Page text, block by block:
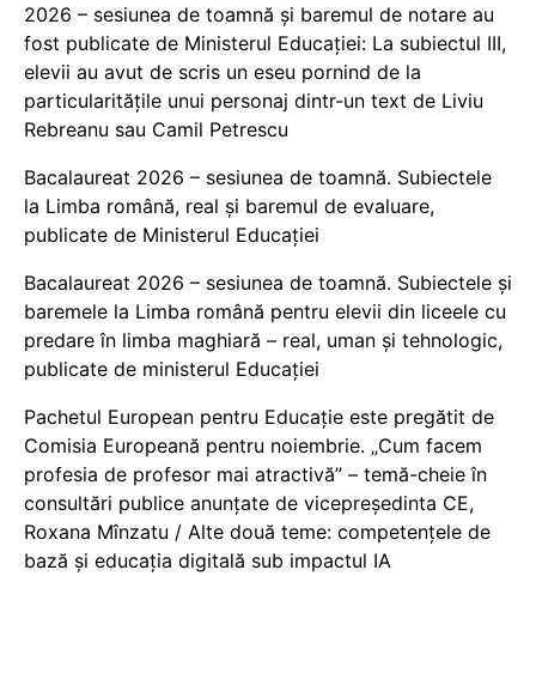
2026 – sesiunea de toamnă și baremul de notare au
fost publicate de Ministerul Educației: La subiectul III,
elevii au avut de scris un eseu pornind de la
particularitățile unui personaj dintr-un text de Liviu
Rebreanu sau Camil Petrescu
Bacalaureat 2026 – sesiunea de toamnă. Subiectele
la Limba română, real și baremul de evaluare,
publicate de Ministerul Educației
Bacalaureat 2026 – sesiunea de toamnă. Subiectele și
baremele la Limba română pentru elevii din liceele cu
predare în limba maghiară – real, uman și tehnologic,
publicate de ministerul Educației
Pachetul European pentru Educație este pregătit de
Comisia Europeană pentru noiembrie. „Cum facem
profesia de profesor mai atractivă” – temă-cheie în
consultări publice anunțate de vicepreședinta CE,
Roxana Mînzatu / Alte două teme: competențele de
bază și educația digitală sub impactul IA